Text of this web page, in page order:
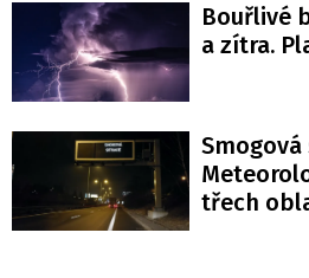
Bouřlivé
a zítra.
Smogová
třech